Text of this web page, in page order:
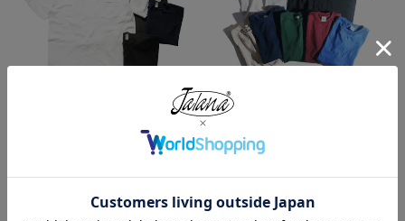
ロサンゼルスアパレル LOSANGE
LES APPAREL 1809GD 6.5オンス
半袖 ガーメントダイ ポケットTシ
キャンバー CAMBER 302 マック
スウェイト 半袖 ポケット Tシャ
ツ MADE IN USA
¥7,990